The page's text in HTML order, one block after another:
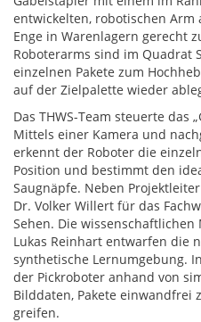
entwickelten, robotischen
Enge in Warenlagern gerecht
Roboterarms sind im Quadrat
einzelnen Pakete zum
auf der Zielpalette wieder
Das THWS-Team steuerte das
Mittels einer Kamera und
erkennt der Roboter die
Position und bestimmt den
Saugnäpfe. Neben
Dr. Volker Willert für das
Sehen. Die
Lukas Reinhart entwarfen die
synthetische Lernumgebung.
der Pickroboter anhand von
Bilddaten, Pakete einwandfrei
greifen.